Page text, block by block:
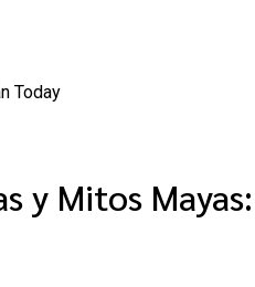
Today
y Mitos Mayas: